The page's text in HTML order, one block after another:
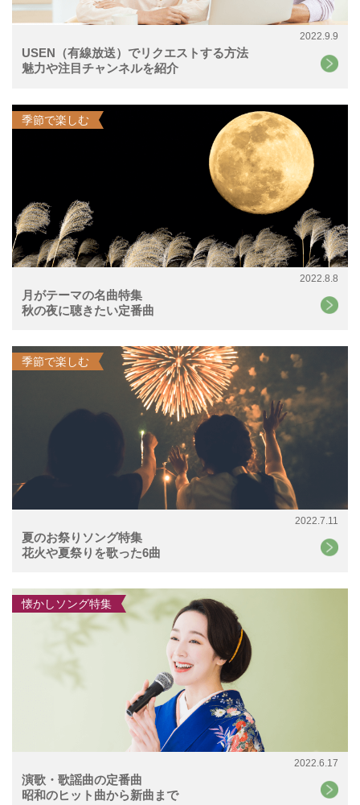
2022.9.9
USEN（有線放送）でリクエストする方法
魅力や注目チャンネルを紹介
2022.8.8
月がテーマの名曲特集
秋の夜に聴きたい定番曲
季節で楽しむ
2022.7.11
夏のお祭りソング特集
花火や夏祭りを歌った6曲
季節で楽しむ
2022.6.17
演歌・歌謡曲の定番曲
昭和のヒット曲から新曲まで
懐かしソング特集